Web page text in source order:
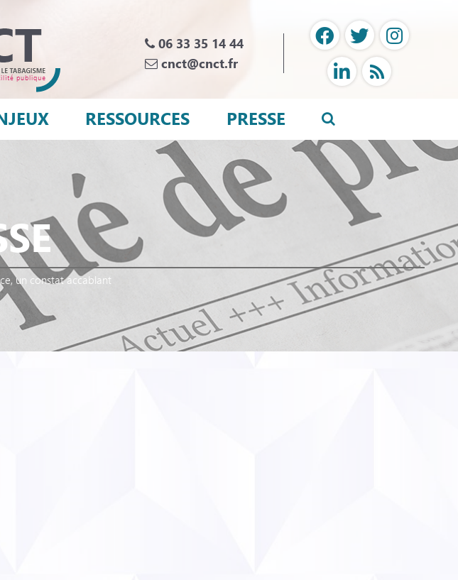
06 33 35 14 44
cnct@cnct.fr
RESSOURCES PRESSE
un constat accablant